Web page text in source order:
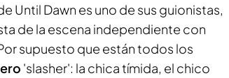
Until Dawn es uno de sus guionistas,
de la escena independiente con
supuesto que están todos los
'slasher': la chica tímida, el chico